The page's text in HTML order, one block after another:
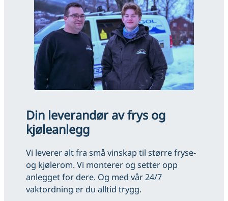
Din leverandør av frys og
kjøleanlegg
Vi leverer alt fra små vinskap til større fryse-
og kjølerom. Vi monterer og setter opp
anlegget for dere. Og med vår 24/7
vaktordning er du alltid trygg.